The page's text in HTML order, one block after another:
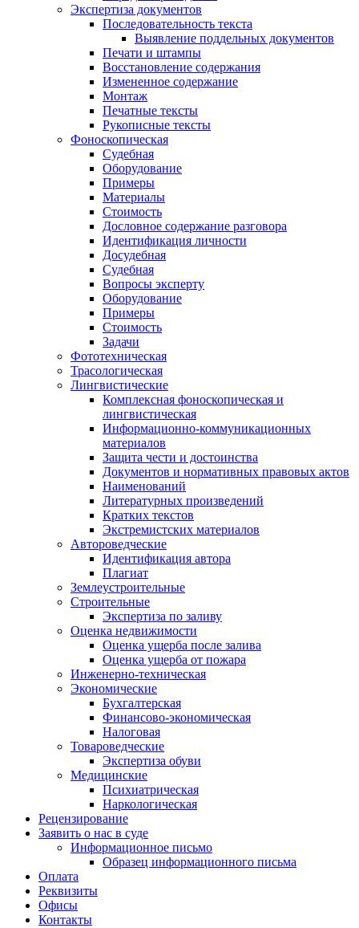
Экспертиза документов
Последовательность текста
Выявление поддельных документов
Печати и штампы
Восстановление содержания
Измененное содержание
Монтаж
Печатные тексты
Рукописные тексты
Фоноскопическая
Судебная
Оборудование
Примеры
Материалы
Стоимость
Дословное содержание разговора
Идентификация личности
Досудебная
Судебная
Вопросы эксперту
Оборудование
Примеры
Стоимость
Задачи
Фототехническая
Трасологическая
Лингвистические
Комплексная фоноскопическая и
лингвистическая
Информационно-коммуникационных
материалов
Защита чести и достоинства
Документов и нормативных правовых актов
Наименований
Литературных произведений
Кратких текстов
Экстремистских материалов
Автороведческие
Идентификация автора
Плагиат
Землеустроительные
Строительные
Экспертиза по заливу
Оценка недвижимости
Оценка ущерба после залива
Оценка ущерба от пожара
Инженерно-техническая
Экономические
Бухгалтерская
Финансово-экономическая
Налоговая
Товароведческие
Экспертиза обуви
Медицинские
Психиатрическая
Наркологическая
Рецензирование
Заявить о нас в суде
Информационное письмо
Образец информационного письма
Оплата
Реквизиты
Офисы
Контакты